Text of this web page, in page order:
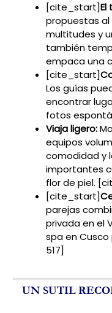
[cite_start]El
propuestas
multitudes y
también
empaca una
[cite_start]
Los guías
encontrar
fotos
Viaja ligero:
equipos
comodidad y
importantes
flor de piel.
[cite_start]
parejas
privada en el
spa en
517]
UN SUTIL